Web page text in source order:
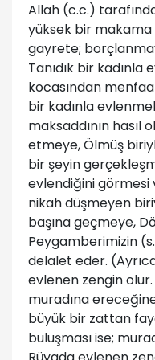
Allah (c.c.)
yüksek bir
gayrete;
Tanıdık bir kadınla
kocasından
bir kadınla
maksaddının hasıl
etmeye, Ölmüş
bir şeyin
evlendiğini
nikah düşmeyen
başına geçmeye,
Peygamberimizin
delalet eder. (Ayrıca
evlenen zengin
muradına
büyük bir zattan
buluşması ise;